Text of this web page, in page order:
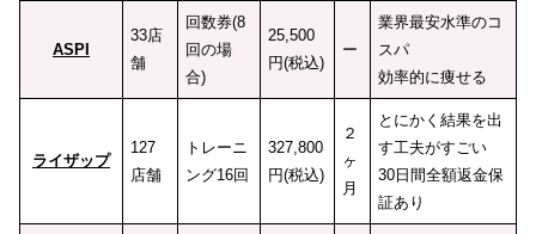
ASPI
33店
舗
回数券(8
回の場
合)
25,500
円(税込)
ー
業界最安水準のコ
スパ
効率的に痩せる
ライザップ
127
店舗
トレーニ
ング16回
327,800
円(税込)
２
ヶ
月
とにかく結果を出
す工夫がすごい
30日間全額返金保
証あり